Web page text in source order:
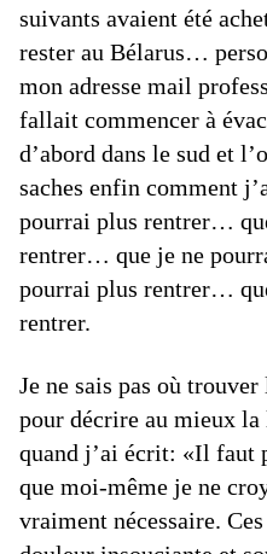
suivants avaient été
rester au Bélarus…
mon adresse mail
fallait commencer à
d’abord dans le sud et
saches enfin comment
pourrai plus rentrer…
rentrer… que je ne
pourrai plus rentrer…
rentrer.
Je ne sais pas où
pour décrire au mieux
quand j’ai écrit: «Il faut
que moi-même je ne
vraiment nécessaire.